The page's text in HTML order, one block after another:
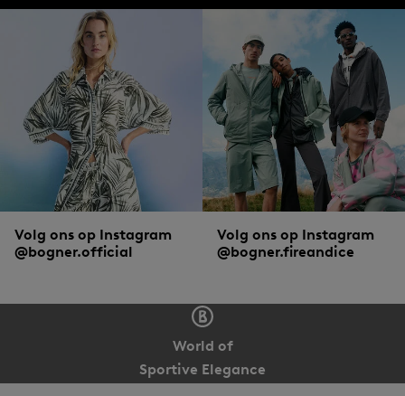
Volg ons op Instagram
@bogner.official
Volg ons op Instagram
@bogner.fireandice
World of
Sportive Elegance